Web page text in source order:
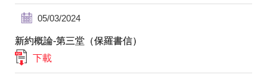
05/03/2024
新約概論-第三堂（保羅書信）
下載